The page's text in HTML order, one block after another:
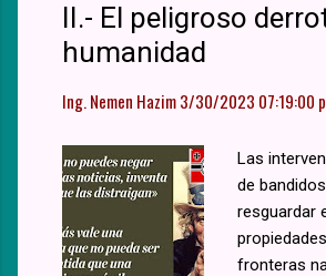
II.- El peligroso
humanidad
Ing. Nemen Hazim3/30/2023 07:19:00
Las
de
resguardar
fronteras